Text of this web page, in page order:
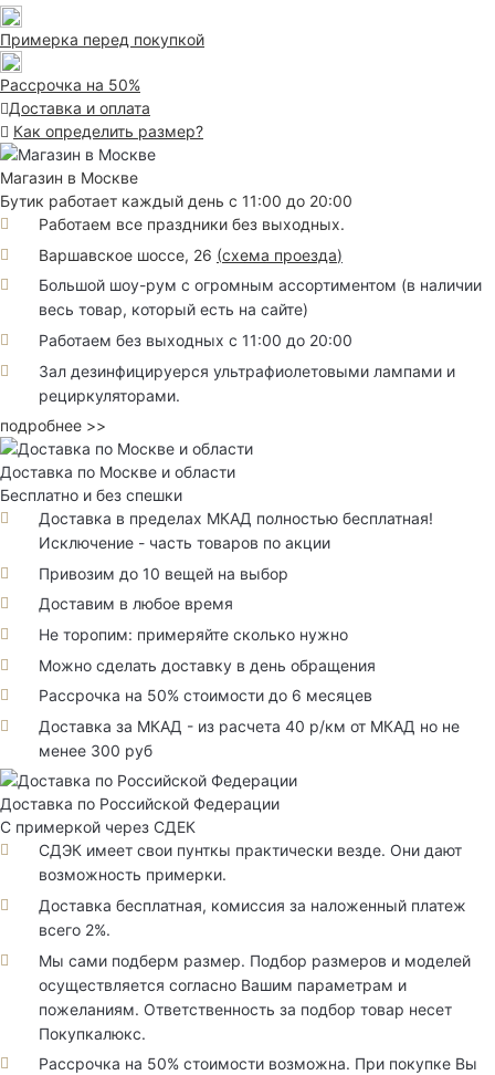
Примерка перед покупкой
Рассрочка на 50%
Доставка и оплата
Как определить размер?
Магазин в Москве
Бутик работает каждый день с 11:00 до 20:00
Работаем все праздники без выходных.
Варшавское шоссе, 26 (схема проезда)
Большой шоу-рум с огромным ассортиментом (в наличии
весь товар, который есть на сайте)
Работаем без выходных с 11:00 до 20:00
Зал дезинфицируерся ультрафиолетовыми лампами и
рециркуляторами.
подробнее >>
Доставка по Москве и области
Бесплатно и без спешки
Доставка в пределах МКАД полностью бесплатная!
Исключение - часть товаров по акции
Привозим до 10 вещей на выбор
Доставим в любое время
Не торопим: примеряйте сколько нужно
Можно сделать доставку в день обращения
Рассрочка на 50% стоимости до 6 месяцев
Доставка за МКАД - из расчета 40 р/км от МКАД но не
менее 300 руб
Доставка по Российской Федерации
С примеркой через СДЕК
СДЭК имеет свои пунткы практически везде. Они дают
возможность примерки.
Доставка бесплатная, комиссия за наложенный платеж
всего 2%.
Мы сами подберм размер. Подбор размеров и моделей
осуществляется согласно Вашим параметрам и
пожеланиям. Ответственность за подбор товар несет
Покупкалюкс.
Рассрочка на 50% стоимости возможна. При покупке Вы